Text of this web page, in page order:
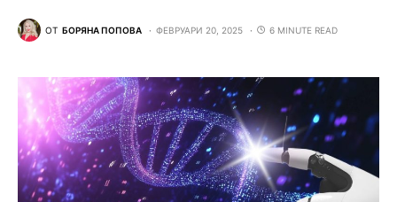
ОТ БОРЯНА ПОПОВА ФЕВРУАРИ 20, 2025 6 MINUTE READ